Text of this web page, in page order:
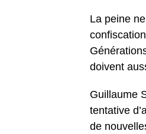
La peine
doivent
Guillaume
tentative
de